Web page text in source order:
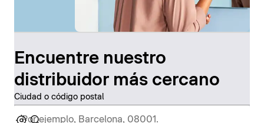
Encuentre nuestro
distribuidor más cercano
Ciudad o código postal